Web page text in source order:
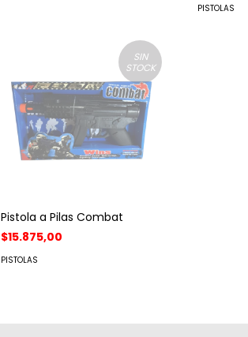
PISTOLAS
SIN
STOCK
Pistola a Pilas Combat
$15.875,00
PISTOLAS